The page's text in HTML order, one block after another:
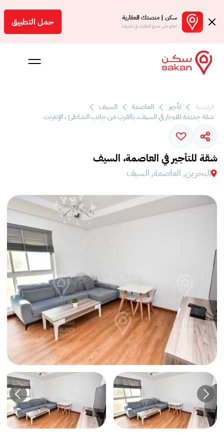
سكن | منصتك العقارية
اطلع على جميع العقارات في تطبيقنا حمل التطبيق
بالعمولة
الرئيسية تأجير العاصمة
السيف
شقة جديدة للايجار في السيف، بالقرب من جانب الشاطئ ، الإنترنت
شقة للتأجير في العاصمة، السيف
البحرين, العاصمة, السيف